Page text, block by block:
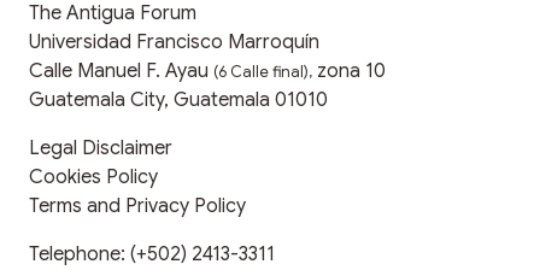
The Antigua Forum
Universidad Francisco Marroquín
Calle Manuel F. Ayau (6 Calle final), zona 10
Guatemala City, Guatemala 01010
Legal Disclaimer
Cookies Policy
Terms and Privacy Policy
Telephone: (+502) 2413-3311